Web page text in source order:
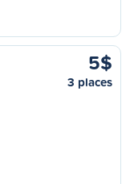
5$
3 places